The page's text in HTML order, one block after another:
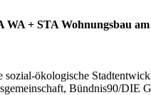
+ STA Wohnungsbau
sozial-ökologische
Bündnis90/